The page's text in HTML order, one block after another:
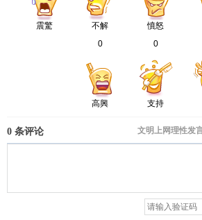
震驚 不解 憤怒
0
高興
0
支持